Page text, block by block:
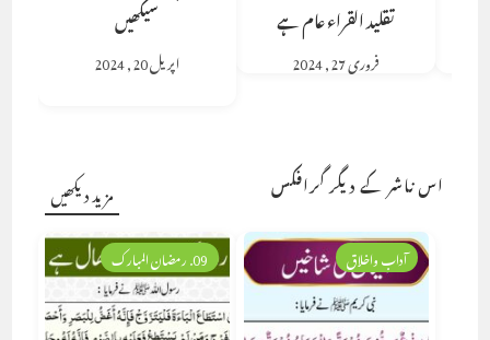
تقلید القراء عام ہے
فروری 27, 2024
سیکھیں
اپریل 20, 2024
اس ناشر کے دیگر گرافکس مزید دیکھیں
09. رمضان المبارک آداب واخلاق